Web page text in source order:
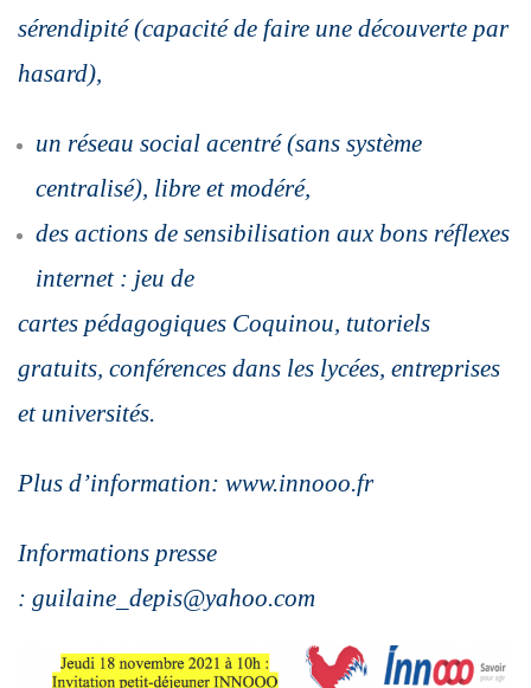
sérendipité (capacité de faire une découverte par
hasard),
un réseau social acentré (sans système
centralisé), libre et modéré,
des actions de sensibilisation aux bons réflexes
internet : jeu de
cartes pédagogiques Coquinou, tutoriels
gratuits, conférences dans les lycées, entreprises
et universités.
Plus d’information: www.innooo.fr
Informations presse
: guilaine_depis@yahoo.com